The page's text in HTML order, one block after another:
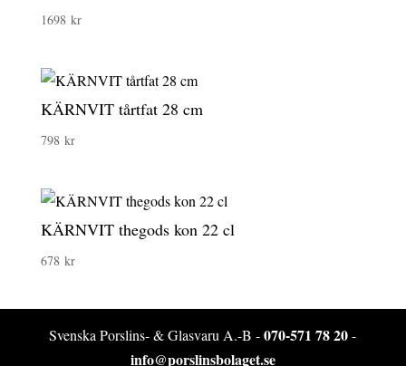
1698 kr
KÄRNVIT tårtfat 28 cm
798 kr
KÄRNVIT thegods kon 22 cl
678 kr
Svenska Porslins- & Glasvaru A.-B -070-571 78 20-
info@porslinsbolaget.se